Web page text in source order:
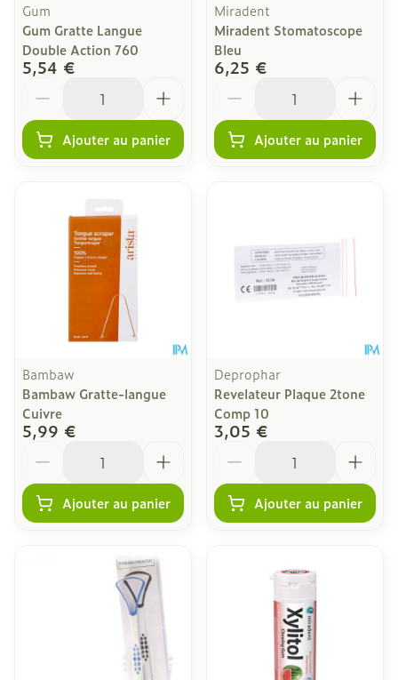
Gum
Gum Gratte Langue
Double Action 760
5,54 €
Ajouter au panier
Miradent
Miradent Stomatoscope
Bleu
6,25 €
Ajouter au panier
Bambaw
Bambaw Gratte-langue
Cuivre
5,99 €
Ajouter au panier
Deprophar
Revelateur Plaque 2tone
Comp 10
3,05 €
Ajouter au panier